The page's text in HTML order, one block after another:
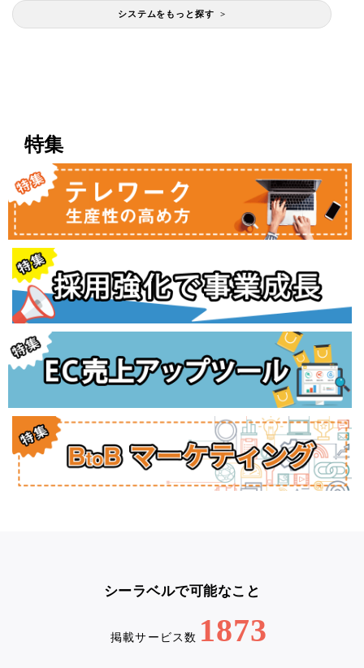
システムをもっと探す >
特集
シーラベルで可能なこと
掲載サービス数 1873